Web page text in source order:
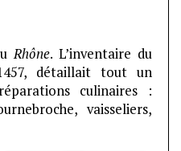
Rhône. L’inventaire du
détaillait tout un
culinaires :
vaisseliers,